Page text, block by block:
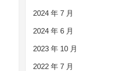
2024 年 7 月
2024 年 6 月
2023 年 10 月
2022 年 7 月